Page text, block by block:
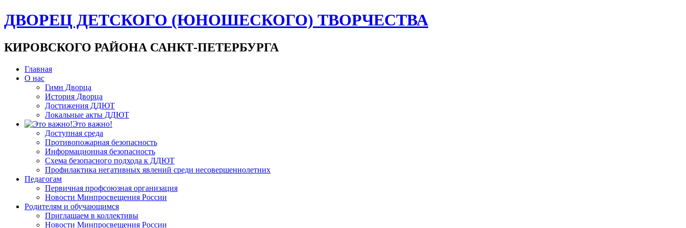
ДВОРЕЦ ДЕТСКОГО (ЮНОШЕСКОГО) ТВОРЧЕСТВА
КИРОВСКОГО РАЙОНА САНКТ-ПЕТЕРБУРГА
Главная
О нас
Гимн Дворца
История Дворца
Достижения ДДЮТ
Локальные акты ДДЮТ
Это важно!
Доступная среда
Противопожарная безопасность
Информационная безопасность
Схема безопасного подхода к ДДЮТ
Профилактика негативных явлений среди несовершеннолетних
Педагогам
Первичная профсоюзная организация
Новости Минпросвещения России
Родителям и обучающимся
Приглашаем в коллективы
Новости Минпросвещения России